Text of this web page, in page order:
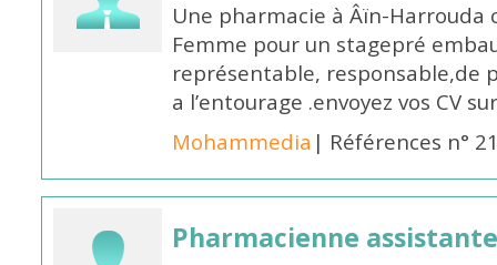
Une pharmacie à Âïn-Harrouda
Femme pour un stagepré
représentable,
a l’entourage .envoyez vos CV
Mohammedia | Références n°
Pharmacienne